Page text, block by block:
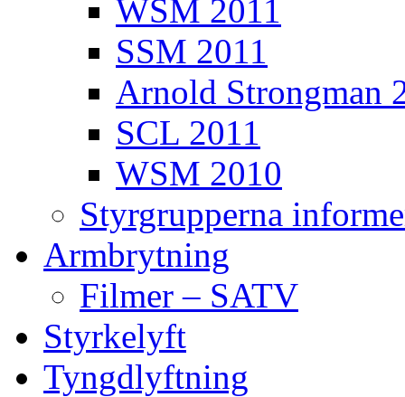
WSM 2011
SSM 2011
Arnold Strongman
SCL 2011
WSM 2010
Styrgrupperna
Armbrytning
Filmer – SATV
Styrkelyft
Tyngdlyftning